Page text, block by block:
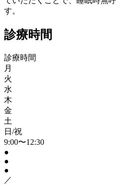
す。
診療時間
診療時間
月
火
水
木
金
土
日/祝
9:00〜12:30
●
●
●
／